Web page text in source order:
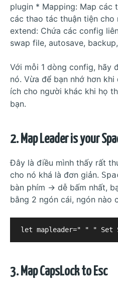
plugin * Mapping: Map các
các thao tác thuận tiện cho
extend: Chứa các config
swap file, autosave,
Với mỗi 1 dòng config, hãy
nó. Vừa để bạn nhớ hơn
ích cho người khác khi họ
bạn.
2. Map Leader is your
Đây là điều mình thấy rất
cho nó khá là đơn giản.
bàn phím -> dễ bấm nhất,
bằng 2 ngón cái, ngón nào
3. Map CapsLock to Esc